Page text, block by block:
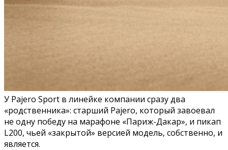
У Pajero Sport в линейке компании сразу два
«родственника»: старший Pajero, который завоевал
не одну победу на марафоне «Париж-Дакар», и пикап
L200, чьей «закрытой» версией модель, собственно, и
является.